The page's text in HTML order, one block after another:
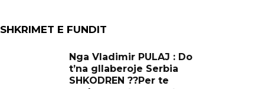
SHKRIMET E FUNDIT
Nga Vladimir PULAJ : Do
t’na gllaberoje Serbia
SHKODREN ??Per te